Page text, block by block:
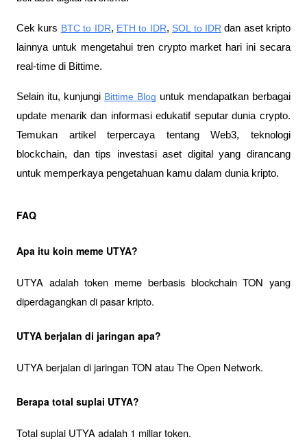
Cek kurs BTC to IDR, ETH to IDR, SOL to IDR dan aset kripto
lainnya untuk mengetahui tren crypto market hari ini secara
real-time di Bittime.
Selain itu, kunjungi Bittime Blog untuk mendapatkan berbagai
update menarik dan informasi edukatif seputar dunia crypto.
Temukan artikel terpercaya tentang Web3, teknologi
blockchain, dan tips investasi aset digital yang dirancang
untuk memperkaya pengetahuan kamu dalam dunia kripto.
FAQ
Apa itu koin meme UTYA?
UTYA adalah token meme berbasis blockchain TON yang
diperdagangkan di pasar kripto.
UTYA berjalan di jaringan apa?
UTYA berjalan di jaringan TON atau The Open Network.
Berapa total suplai UTYA?
Total suplai UTYA adalah 1 miliar token.